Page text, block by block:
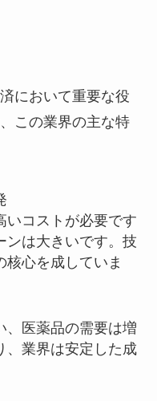
において重要な役
この業界の主な特
いコストが必要です
ンは大きいです。技
核心を成していま
、医薬品の需要は増
、業界は安定した成